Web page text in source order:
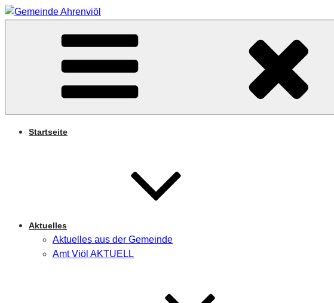
Zum
GEMEINDE AHRENVIÖL
Startseite
Aktuelles
Aktuelles aus der Gemeinde
Amt Viöl AKTUELL